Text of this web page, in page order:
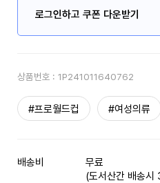
로그인하고 쿠폰 다운받기
상품번호 : 1P241011640762
#프로월드컵 #여성의류
배송비
무료
(도서산간 배송